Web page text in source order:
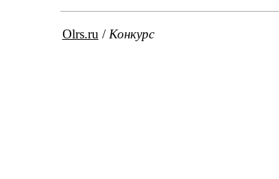
Olrs.ru / Конкурс